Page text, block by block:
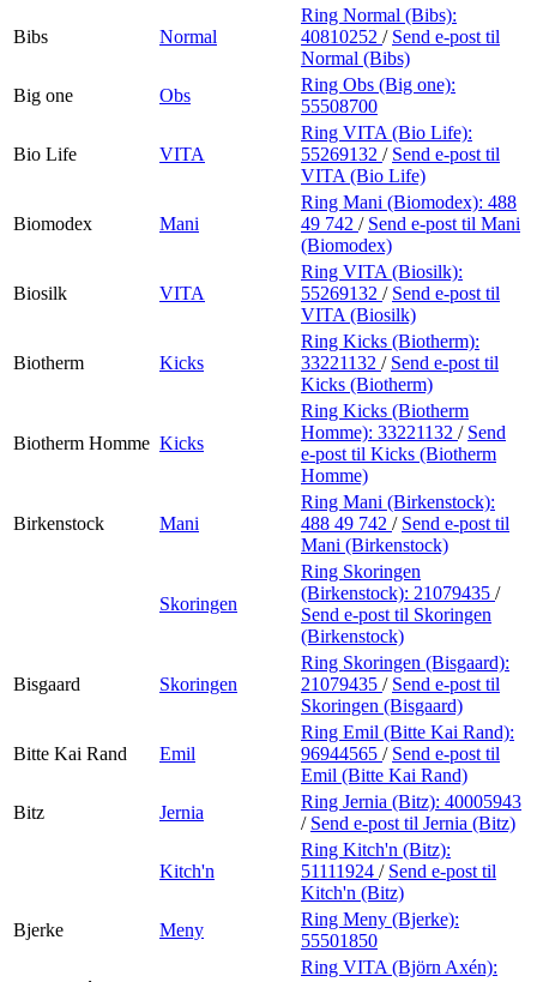
Bibs Normal
Ring Normal (Bibs):
40810252 / Send e-post til
Normal (Bibs)
Big one
Obs
Ring Obs (Big one):
55508700
Bio Life VITA
Ring VITA (Bio Life):
55269132 / Send e-post til
VITA (Bio Life)
Biomodex Mani
Ring Mani (Biomodex): 488
49 742 / Send e-post til Mani
(Biomodex)
Biosilk VITA
Ring VITA (Biosilk):
55269132 / Send e-post til
VITA (Biosilk)
Biotherm Kicks
Ring Kicks (Biotherm):
33221132 / Send e-post til
Kicks (Biotherm)
Biotherm Homme Kicks
Ring Kicks (Biotherm
Homme): 33221132 / Send
e-post til Kicks (Biotherm
Homme)
Birkenstock Mani
Ring Mani (Birkenstock):
488 49 742 / Send e-post til
Mani (Birkenstock)
Skoringen
Ring Skoringen
(Birkenstock): 21079435 /
Send e-post til Skoringen
(Birkenstock)
Bisgaard Skoringen
Ring Skoringen (Bisgaard):
21079435 / Send e-post til
Skoringen (Bisgaard)
Bitte Kai Rand Emil
Ring Emil (Bitte Kai Rand):
96944565 / Send e-post til
Emil (Bitte Kai Rand)
Bitz
Jernia
Ring Jernia (Bitz): 40005943
/ Send e-post til Jernia (Bitz)
Kitch'n
Ring Kitch'n (Bitz):
51111924 / Send e-post til
Kitch'n (Bitz)
Bjerke
Meny
Ring Meny (Bjerke):
55501850
Ring VITA (Björn Axén):